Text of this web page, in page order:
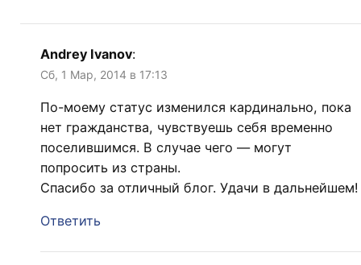
Andrey Ivanov:
Сб, 1 Мар, 2014 в 17:13
По-моему статус изменился кардинально, пока
нет гражданства, чувствуешь себя временно
поселившимся. В случае чего — могут
попросить из страны.
Спасибо за отличный блог. Удачи в дальнейшем!
Ответить